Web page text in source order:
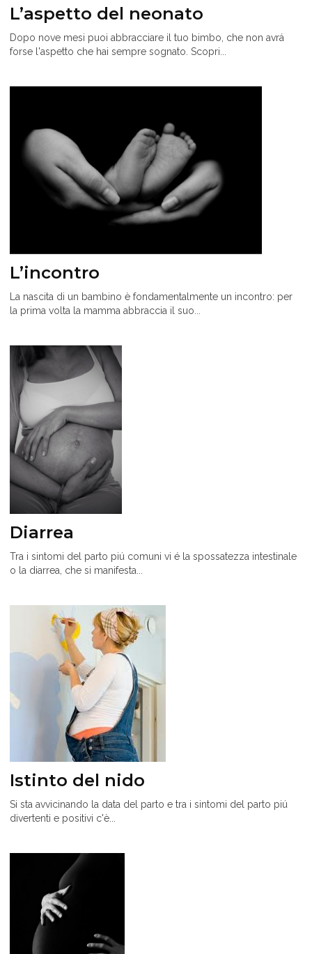
L’aspetto del neonato
Dopo nove mesi puoi abbracciare il tuo bimbo, che non avrá
forse l'aspetto che hai sempre sognato. Scopri...
L’incontro
La nascita di un bambino è fondamentalmente un incontro: per
la prima volta la mamma abbraccia il suo...
Diarrea
Tra i sintomi del parto piú comuni vi é la spossatezza intestinale
o la diarrea, che si manifesta...
Istinto del nido
Si sta avvicinando la data del parto e tra i sintomi del parto piú
divertenti e positivi c'è...